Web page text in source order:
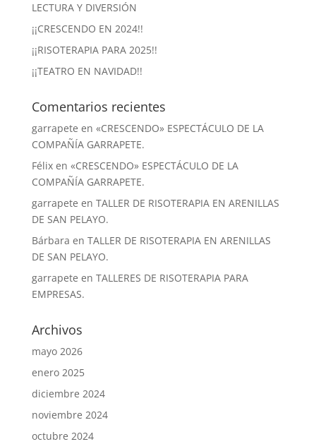
LECTURA Y DIVERSIÓN
¡¡CRESCENDO EN 2024!!
¡¡RISOTERAPIA PARA 2025!!
¡¡TEATRO EN NAVIDAD!!
Comentarios recientes
garrapete en «CRESCENDO» ESPECTÁCULO DE LA
COMPAÑÍA GARRAPETE.
Félixen «CRESCENDO» ESPECTÁCULO DE LA
COMPAÑÍA GARRAPETE.
garrapete en TALLER DE RISOTERAPIA EN ARENILLAS
DE SAN PELAYO.
Bárbara en TALLER DE RISOTERAPIA EN ARENILLAS
DE SAN PELAYO.
garrapete en TALLERES DE RISOTERAPIA PARA
EMPRESAS.
Archivos
mayo 2026
enero 2025
diciembre 2024
noviembre 2024
octubre 2024